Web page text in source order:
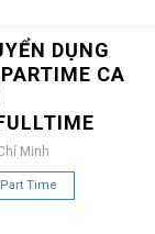
DỤNG
CA
Minh
Part Time